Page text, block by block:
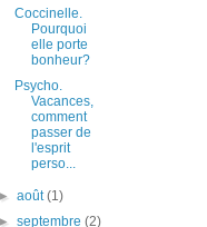
Coccinelle.
Pourquoi
elle porte
bonheur?
Psycho.
Vacances,
comment
passer de
l'esprit
perso...
►août(1)
►septembre(2)